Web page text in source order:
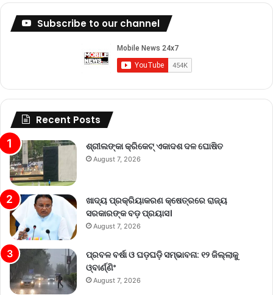
Subscribe to our channel
Recent Posts
ଶ୍ରୀଲଙ୍କା କ୍ରିକେଟ୍‌ ଏକାଦଶ ଦଳ ଘୋଷିତ
August 7, 2026
ଖାଦ୍ୟ ପ୍ରକ୍ରିୟାକରଣ କ୍ଷେତ୍ରରେ ରାଜ୍ୟ
ସରକାରଙ୍କ ବଡ଼ ପ୍ରୟାସ।
August 7, 2026
ପ୍ରବଳ ବର୍ଷା ଓ ଘଡ଼ଘଡ଼ି ସମ୍ଭାବନା: ୧୨ ଜିଲ୍ଲାକୁ
ଓ୍ବାର୍ଣ୍ଣିଂ
August 7, 2026